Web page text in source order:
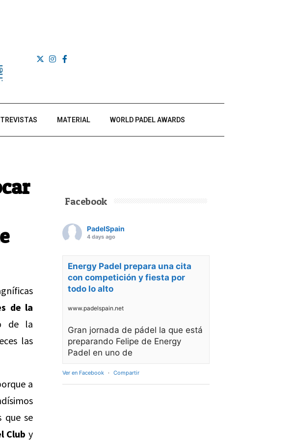
MATERIAL WORLD PADEL AWARDS
de la
de la
las
a
que se
Club y
Facebook
PadelSpain
4 days ago
Energy Padel prepara una cita
con competición y fiesta por
todo lo alto
www.padelspain.net
Gran jornada de pádel la que está
preparando Felipe de Energy
Padel en uno de
Ver en Facebook · Compartir